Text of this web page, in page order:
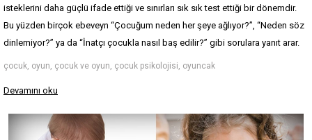
isteklerini daha güçlü ifade ettiği ve sınırları sık sık test ettiği bir dönemdir.
Bu yüzden birçok ebeveyn “Çocuğum neden her şeye ağlıyor?”, “Neden söz
dinlemiyor?” ya da “İnatçı çocukla nasıl baş edilir?” gibi sorulara yanıt arar.
çocuk, oyun, çocuk ve oyun, çocuk psikolojisi, oyuncak
Devamını oku